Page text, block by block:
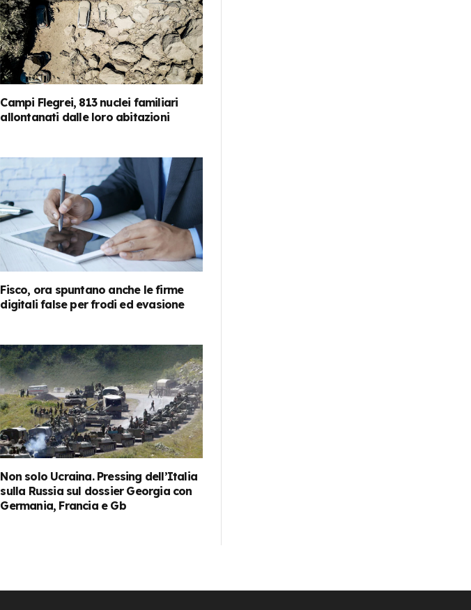
Campi Flegrei, 813 nuclei familiari
allontanati dalle loro abitazioni
Fisco, ora spuntano anche le firme
digitali false per frodi ed evasione
Non solo Ucraina. Pressing dell’Italia
sulla Russia sul dossier Georgia con
Germania, Francia e Gb